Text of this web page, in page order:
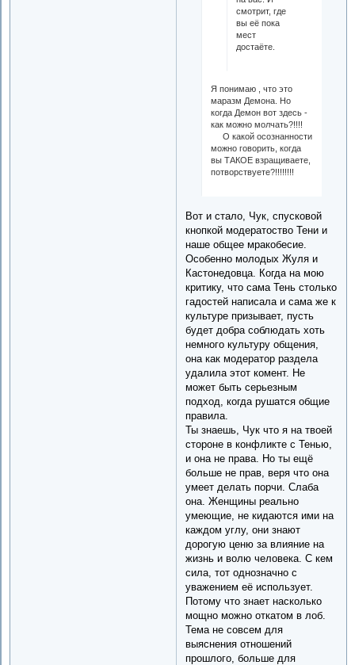
смотрит, где
вы её пока
мест
достаёте.
Я понимаю , что это
маразм Демона. Но
когда Демон вот здесь -
как можно молчать?!!!!
О какой осознанности
можно говорить, когда
вы ТАКОЕ взращиваете,
потворствуете?!!!!!!!!
Вот и стало, Чук, спусковой
кнопкой модератоство Тени и
наше общее мракобесие.
Особенно молодых Жуля и
Кастонедовца. Когда на мою
критику, что сама Тень столько
гадостей написала и сама же к
культуре призывает, пусть
будет добра соблюдать хоть
немного культуру общения,
она как модератор раздела
удалила этот комент. Не
может быть серьезным
подход, когда рушатся общие
правила.
Ты знаешь, Чук что я на твоей
стороне в конфликте с Тенью,
и она не права. Но ты ещё
больше не прав, веря что она
умеет делать порчи. Слаба
она. Женщины реально
умеющие, не кидаются ими на
каждом углу, они знают
дорогую ценю за влияние на
жизнь и волю человека. С кем
сила, тот однозначно с
уважением её использует.
Потому что знает насколько
мощно можно откатом в лоб.
Тема не совсем для
выяснения отношений
прошлого, больше для